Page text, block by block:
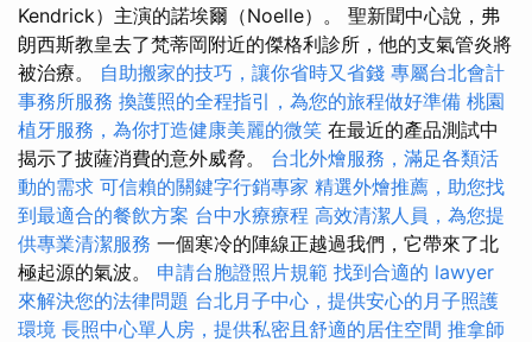
Kendrick）主演的諾埃爾（Noelle）。 聖新聞中心說，弗
朗西斯教皇去了梵蒂岡附近的傑格利診所，他的支氣管炎將
被治療。 自助搬家的技巧，讓你省時又省錢 專屬台北會計
事務所服務 換護照的全程指引，為您的旅程做好準備 桃園
植牙服務，為你打造健康美麗的微笑 在最近的產品測試中
揭示了披薩消費的意外威脅。 台北外燴服務，滿足各類活
動的需求 可信賴的關鍵字行銷專家 精選外燴推薦，助您找
到最適合的餐飲方案 台中水療療程 高效清潔人員，為您提
供專業清潔服務 一個寒冷的陣線正越過我們，它帶來了北
極起源的氣波。 申請台胞證照片規範 找到合適的 lawyer
來解決您的法律問題 台北月子中心，提供安心的月子照護
環境 長照中心單人房，提供私密且舒適的居住空間 推拿師